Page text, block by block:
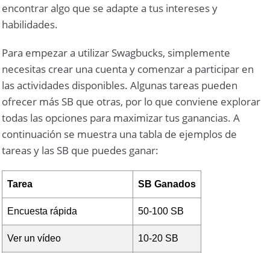
encontrar algo que se adapte a tus intereses y
habilidades.
Para empezar a utilizar Swagbucks, simplemente
necesitas crear una cuenta y comenzar a participar en
las actividades disponibles. Algunas tareas pueden
ofrecer más SB que otras, por lo que conviene explorar
todas las opciones para maximizar tus ganancias. A
continuación se muestra una tabla de ejemplos de
tareas y las SB que puedes ganar:
Tarea SB Ganados
Encuesta rápida 50-100 SB
Ver un vídeo 10-20 SB